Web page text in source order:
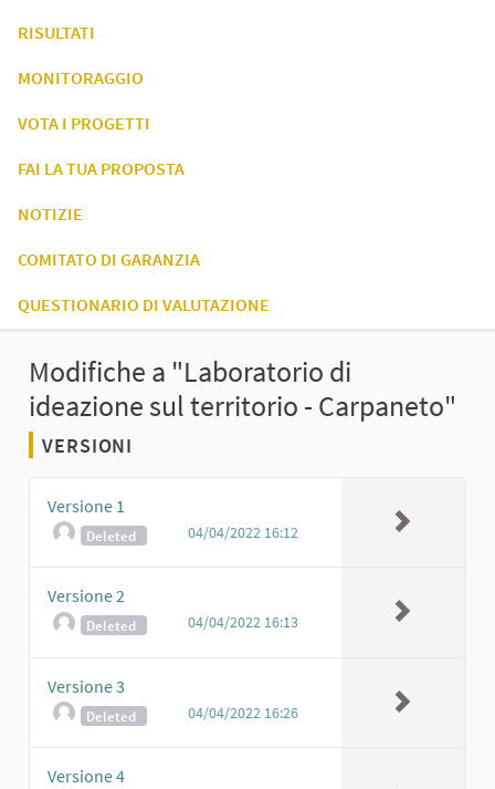
RISULTATI
MONITORAGGIO
VOTA I PROGETTI
FAI LA TUA PROPOSTA
NOTIZIE
COMITATO DI GARANZIA
QUESTIONARIO DI VALUTAZIONE
Modifiche a "Laboratorio di
ideazione sul territorio - Carpaneto"
VERSIONI
Versione 1
Deleted 04/04/2022 16:12
Versione 2
Deleted 04/04/2022 16:13
Versione 3
Deleted 04/04/2022 16:26
Versione 4